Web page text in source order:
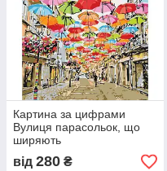
Картина за цифрами
Вулиця парасольок, що
ширяють
від 280 ₴